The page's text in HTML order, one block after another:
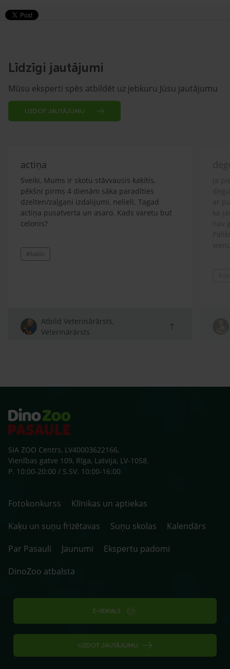
Līdzīgi jautājumi
Mūsu eksperti spēs atbildēt uz jebkuru Jūsu jautājumu
UZDOT JAUTĀJUMU
actiņa
Sveiki, Mums ir skotu stāvvausis kaķítis,
pēkšņi pirms 4 dienām sāka paradīties
dzelten/zaļgani izdalijumi, nelieli. Tagad
actiņa pusatverta un asaro. Kads varetu but
celonis?
#kakis
Atbild Veterinārārsts,
Veterinārārsts
SIA ZOO Centrs, LV40003622166,
Vienības gatve 109, Rīga, Latvija, LV-1058.
P. 10:00-20:00 / S.SV. 10:00-16:00
Fotokonkurss
Klīnikas un aptiekas
Kaķu un suņu frizētavas
Suņu skolas
Kalendārs
Par Pasauli
Jaunumi
Ekspertu padomi
DinoZoo atbalsta
E-VEIKALS
UZDOT JAUTĀJUMU